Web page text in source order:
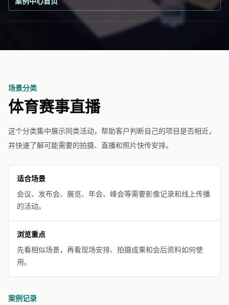
场景分类
体育赛事直播
这个分类集中展示同类活动，帮助客户判断自己的项目是否相近，
并快速了解可能需要的拍摄、直播和照片快传安排。
适合场景
会议、发布会、展览、年会、峰会等需要影像记录和线上传播
的活动。
浏览重点
先看相似场景，再看现场安排、拍摄成果和会后资料如何使
用。
案例记录